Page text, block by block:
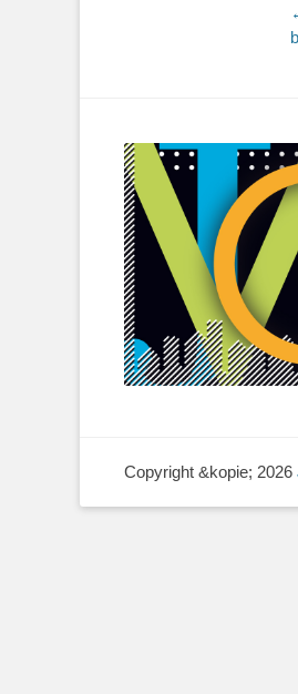
Copyright &kopie; 2026